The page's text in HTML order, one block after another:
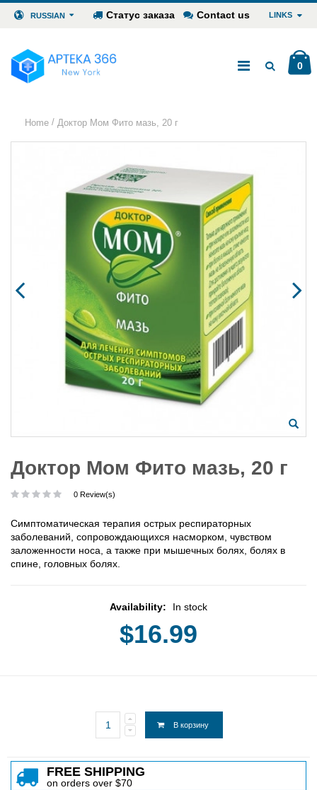
RUSSIAN Статус заказа Contact us LINKS
0
Home / Доктор Мом Фито мазь, 20 г
Доктор Мом Фито мазь, 20 г
0 Review(s)
Симптоматическая терапия острых респираторных
заболеваний, сопровождающихся насморком, чувством
заложенности носа, а также при мышечных болях, болях в
спине, головных болях.
Availability: In stock
$16.99
В корзину
FREE SHIPPING
on orders over $70